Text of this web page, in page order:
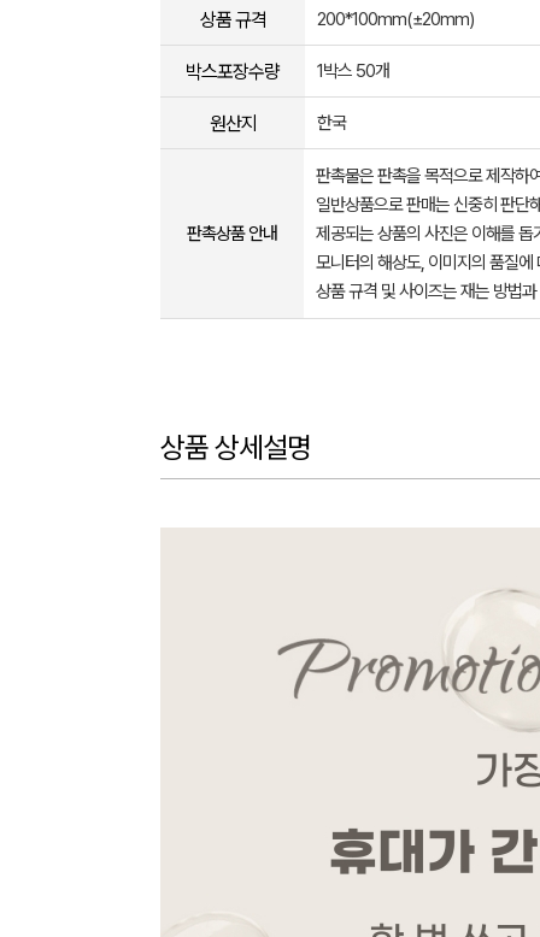
상품 규격 200*100mm(±20mm)
박스포장수량 1박스 50개
원산지 한국
판촉상품 안내
판촉물은 판촉을 목적으로 제작하
일반상품으로 판매는 신중히 판단
제공되는 상품의 사진은 이해를
모니터의 해상도, 이미지의 품질
상품 규격 및 사이즈는 재는 방법
상품 상세설명